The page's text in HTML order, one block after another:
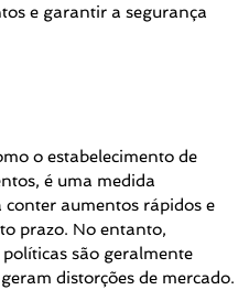
e garantir a segurança
o estabelecimento de
é uma medida
aumentos rápidos e
prazo. No entanto,
são geralmente
distorções de mercado.